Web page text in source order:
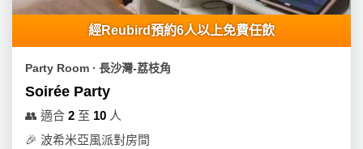
經Reubird預約6人以上免費任飲
Party Room ∙ 長沙灣-荔枝角
Soirée Party
👥 適合 2 至 10 人
🎉 波希米亞風派對房間